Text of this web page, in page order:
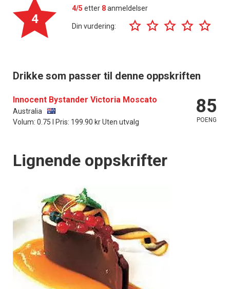
4
4/5 etter 8anmeldelser
Din vurdering:
Drikke som passer til denne oppskriften
Innocent Bystander Victoria Moscato
Australia
Volum: 0.75 l Pris: 199.90 kr Uten utvalg
85
POENG
Lignende oppskrifter